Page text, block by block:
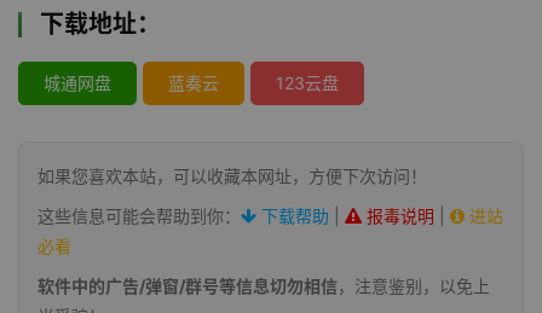
下载地址：
城通网盘 蓝奏云 123云盘
如果您喜欢本站，可以收藏本网址，方便下次访问！
这些信息可能会帮助到你：
下载帮助 报毒说明
进站
必看
软件中的广告/弹窗/群号等信息切勿相信，注意鉴别，以免上